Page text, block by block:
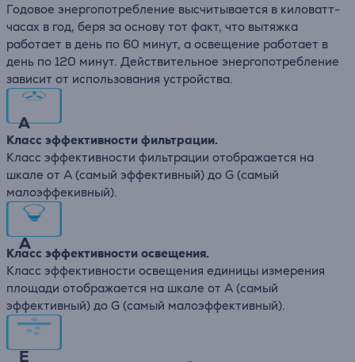
Годовое энергопотребление высчитывается в киловатт-
часах в год, беря за основу тот факт, что вытяжка
работает в день по 60 минут, а освещение работает в
день по 120 минут. Действительное энергопотребление
зависит от использования устройства.
A
Класс эффективности фильтрации.
Класс эффективности фильтрации отображается на
шкале от А (самый эффективный) до G (самый
малоэффекивный).
A
Класс эффективности освещения.
Класс эффективности освещения единицы измерения
площади отображается на шкале от А (самый
эффективный) до G (самый малоэффективный).
E